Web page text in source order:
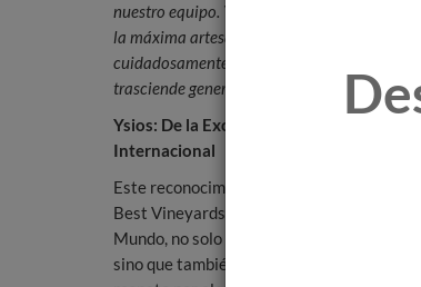
nuestro equipo. Ysios Grano a Grano es una
la máxima artesanía en la vinificación, donde
cuidadosamente seleccionada para crear un
trasciende generaciones".
Ysios: De la Excelencia al Reconocimiento
Internacional
Este reconocimiento, que se une al
Best Vineyards 2024 como la 4ta. Mejor
Mundo, no solo subraya la calidad
sino que también reafirma su filosofía de